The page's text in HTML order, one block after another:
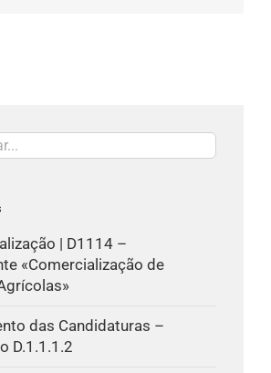
| D1114 –
«Comercialização de
das Candidaturas –
D.1.1.1.2